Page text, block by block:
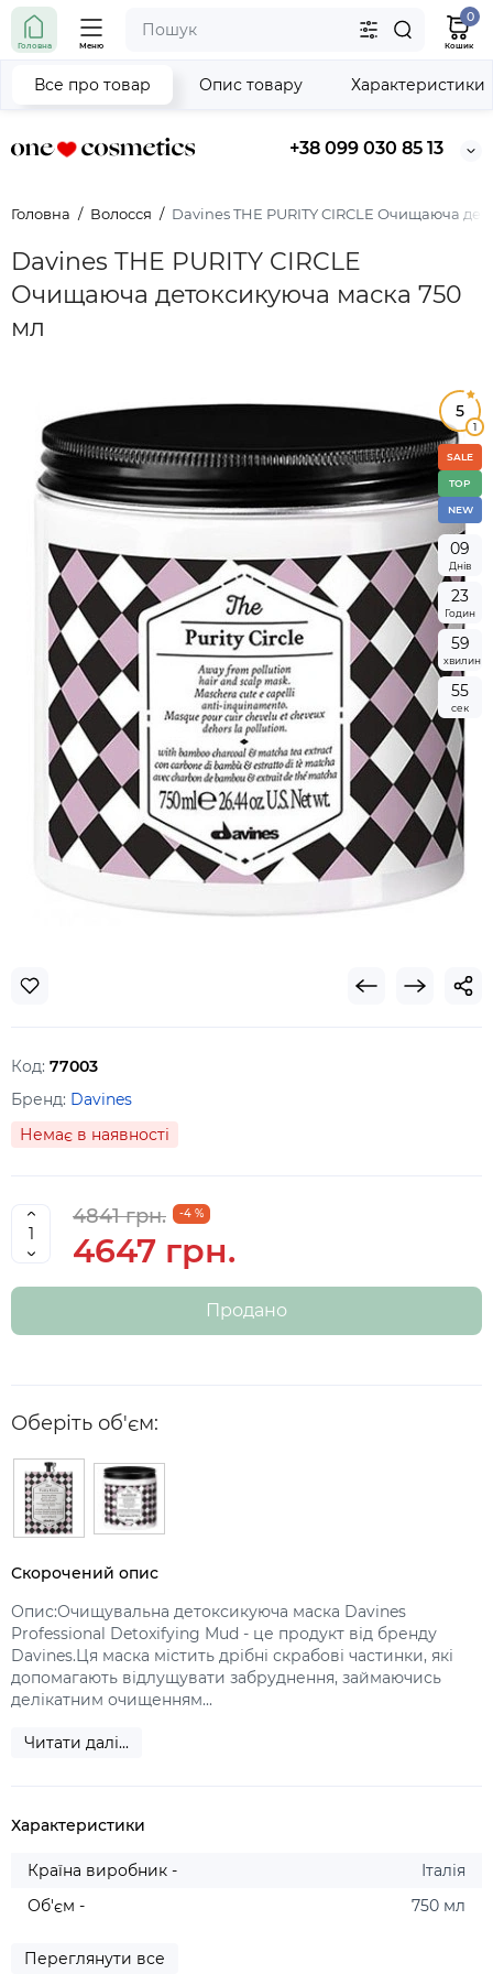
+38 099 030 85 13
Головна Меню
0
Кошик
Головна Волосся Davines THE PURITY CIRCLE Очищаюча
Davines THE PURITY CIRCLE
Очищаюча детоксикуюча маска 750
мл
Все про товар Опис товару Характеристики
5
1
SALE
TOP
NEW
09
Днів
23
Годин
59
хвилин
54
сек
Код: 77003
Бренд: Davines
Немає в наявності
4841 грн. -4 %
4647 грн.
Продано
Оберіть об'єм:
Скорочений опис
Опис:Очищувальна детоксикуюча маска Davines
Professional Detoxifying Mud - це продукт від бренду
Davines.Ця маска містить дрібні скрабові частинки, які
допомагають відлущувати забруднення, займаючись
делікатним очищенням...
Читати далі...
Характеристики
Країна виробник -
Італія
Об'єм -
750 мл
Переглянути все